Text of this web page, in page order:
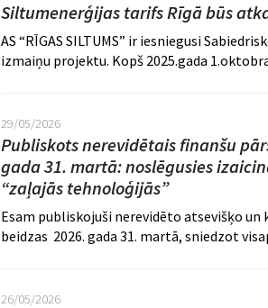
Siltumenerģijas tarifs Rīgā būs
AS “RĪGAS SILTUMS” ir iesniegusi
izmaiņu projektu. Kopš 2025.gada
29/05/2026
Publiskots nerevidētais finanšu
gada 31. martā: noslēgusies
“zaļajās tehnoloģijās”
Esam publiskojuši nerevidēto atsevišķo
beidzas 2026. gada 31. martā, sniedzot
26/05/2026